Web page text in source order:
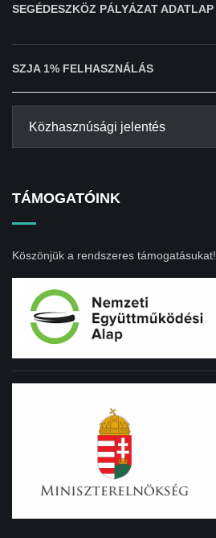
SEGÉDESZKÖZ PÁLYÁZAT ADATLAP
SZJA 1% FELHASZNÁLÁS
TÁMOGATÓINK
Köszönjük a rendszeres támogatásukat!